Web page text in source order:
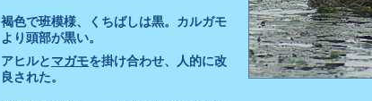
褐色で班模様、くちばしは黒。カルガモ
より頭部が黒い。
アヒルと マガモを掛け合わせ、人的に改
良された。